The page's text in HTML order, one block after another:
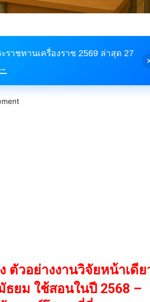
ราชทานเครื่องราช 2569 ล่าสุด 27
ตัวอย่างงานวิจัยหน้าเดีย
ยม ใช้สอนในปี 2568 –